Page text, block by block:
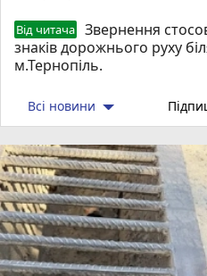
Від читача
Звернення
знаків дорожнього руху
м.Тернопіль.
Всі новини